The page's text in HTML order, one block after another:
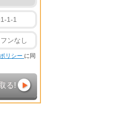
リシー に同
る!